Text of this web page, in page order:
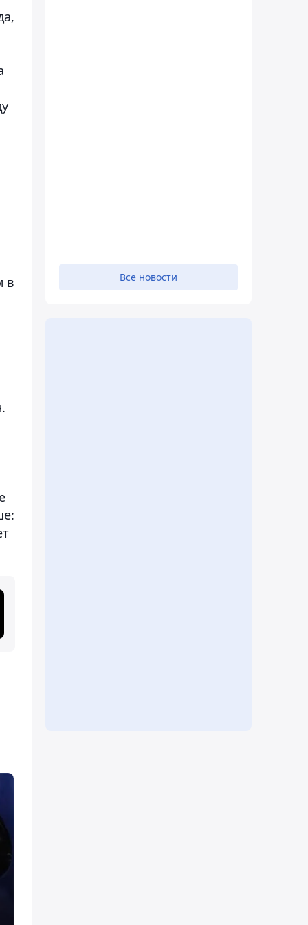
в
Все новости